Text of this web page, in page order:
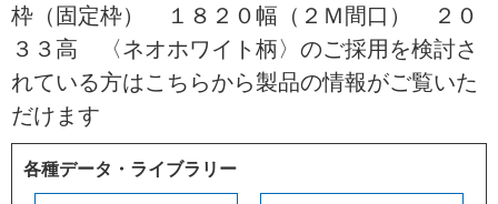
枠（固定枠） １８２０幅（２Ｍ間口） ２０
３３高 〈ネオホワイト柄〉のご採用を検討さ
れている方はこちらから製品の情報がご覧いた
だけます
各種データ・ライブラリー